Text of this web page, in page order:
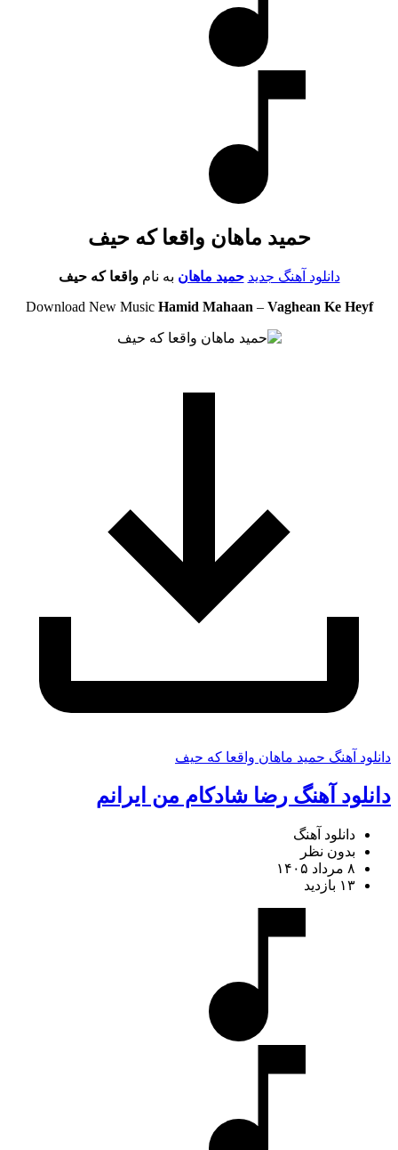
حمید ماهان واقعا که حیف
دانلود آهنگ جدید حمید ماهان به نامواقعا که حیف
Download New Music Hamid Mahaan – Vaghean Ke Heyf
دانلود آهنگ حمید ماهان واقعا که حیف
دانلود آهنگ رضا شادکام من ایرانم
دانلود آهنگ
بدون نظر
۸ مرداد ۱۴۰۵
۱۳ بازدید